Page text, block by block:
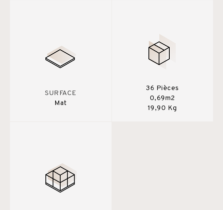
SURFACE
Mat
36 Pièces
0,69m2
19,90 Kg